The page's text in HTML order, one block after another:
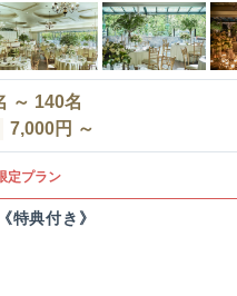
～ 140名
7,000円 ～
定プラン
特典付き》